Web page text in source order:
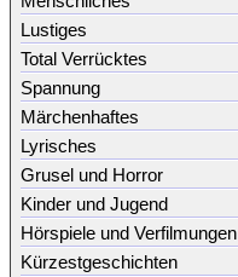
Lustiges
Total Verrücktes
Spannung
Märchenhaftes
Lyrisches
Grusel und Horror
Kinder und Jugend
Hörspiele und Verfilmungen
Kürzestgeschichten